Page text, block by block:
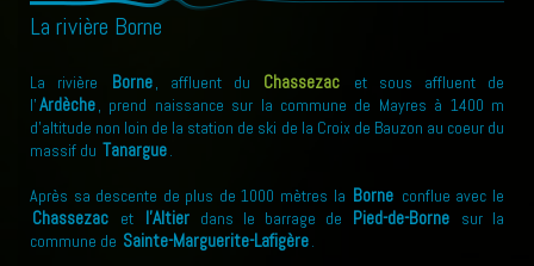
La rivière Borne
La rivière Borne , affluent du Chassezac
et sous affluent de
l'Ardèche
, prend naissance sur la commune de Mayres à 1400 m
d'altitude non loin de la station de ski de la Croix de Bauzon au coeur du
massif du Tanargue
Après sa descente de plus de 1000 mètres la Borne conflue avec le
Chassezac et l'Altier dans le barrage de Pied-de-Borne
sur la
commune de Sainte-Marguerite-Lafigère